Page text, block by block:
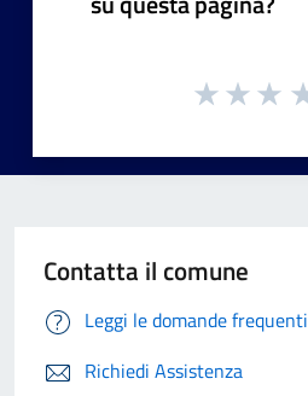
Contatta il comune
Leggi le domande frequenti
Richiedi Assistenza